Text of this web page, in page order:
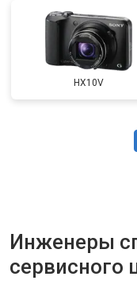
HX10V
Инженеры
сервисного